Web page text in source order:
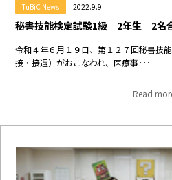
TuBiC News 2022.9.9
秘書技能検定試験1級 2年生 2名
令和４年６月１９日、第１２７回秘書技
接・接遇）がおこなわれ、医療事･･･
Read